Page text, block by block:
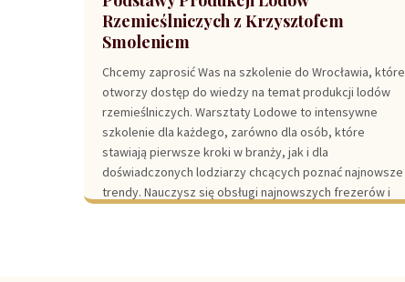
Rzemieślniczych z Krzysztofem
Smoleniem
Chcemy zaprosić Was na szkolenie do Wrocławia, które
otworzy dostęp do wiedzy na temat produkcji lodów
rzemieślniczych. Warsztaty Lodowe to intensywne
szkolenie dla każdego, zarówno dla osób, które
stawiają pierwsze kroki w branży, jak i dla
doświadczonych lodziarzy chcących poznać najnowsze
trendy. Nauczysz się obsługi najnowszych frezerów i